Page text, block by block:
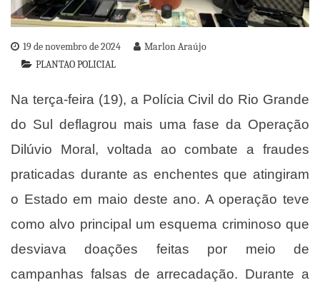
19 de novembro de 2024
Marlon Araújo
PLANTAO POLICIAL
Na terça-feira (19), a Polícia Civil do Rio Grande
do Sul deflagrou mais uma fase da Operação
Dilúvio Moral, voltada ao combate a fraudes
praticadas durante as enchentes que atingiram
o Estado em maio deste ano. A operação teve
como alvo principal um esquema criminoso que
desviava doações feitas por meio de
campanhas falsas de arrecadação. Durante a